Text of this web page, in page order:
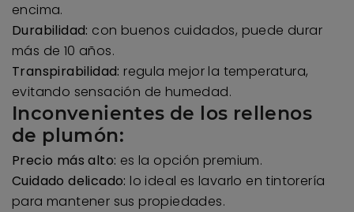
encima.
Durabilidad: con buenos cuidados, puede durar
más de 10 años.
Transpirabilidad: regula mejor la temperatura,
evitando sensación de humedad.
Inconvenientes de los rellenos
de plumón:
Precio más alto: es la opción premium.
Cuidado delicado: lo ideal es lavarlo en tintorería
para mantener sus propiedades.